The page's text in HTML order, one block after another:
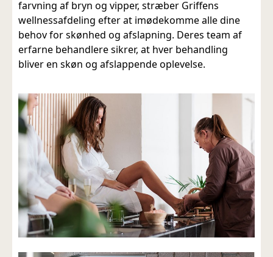
farvning af bryn og vipper, stræber Griffens
wellnessafdeling efter at imødekomme alle dine
behov for skønhed og afslapning. Deres team af
erfarne behandlere sikrer, at hver behandling
bliver en skøn og afslappende oplevelse.